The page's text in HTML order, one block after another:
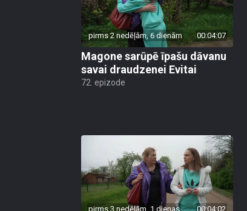
pirms 2 nedēļām, 6 dienām 00:04:07
Magone sarūpē īpašu dāvanu
savai draudzenei Evitai
72. epizode
pirms 3 nedēļām, 1 dienas 00:04:02